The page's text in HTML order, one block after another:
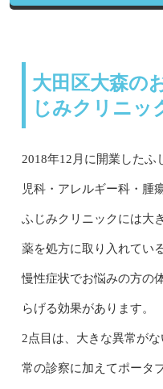
大田区大森の
じみクリニッ
2018年12月に開業した
児科・アレルギー科・腫
ふじみクリニックには大
薬を処方に取り入れてい
慢性症状でお悩みの方の
らげる効果があります。
2点目は、大きな異常が
常の診察に加えてポータ